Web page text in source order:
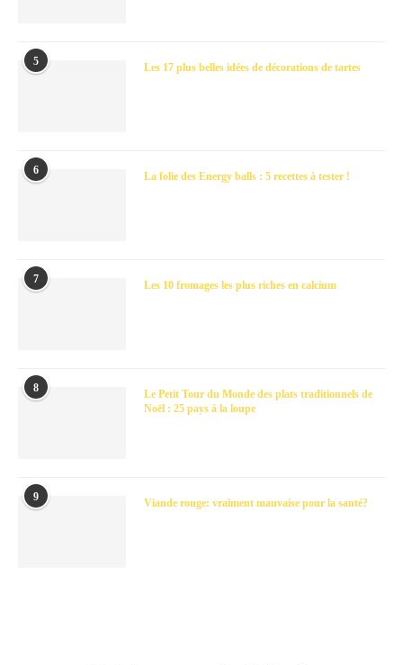
5 Les 17 plus belles idées de décorations de tartes
6 La folie des Energy balls : 5 recettes à tester !
7 Les 10 fromages les plus riches en calcium
8
Le Petit Tour du Monde des plats traditionnels de
Noël : 25 pays à la loupe
9 Viande rouge: vraiment mauvaise pour la santé?